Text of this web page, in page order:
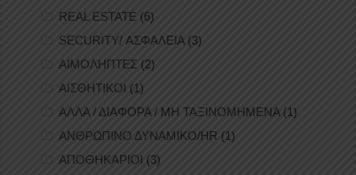
REAL ESTATE (6)
SECURITY/ ΑΣΦΑΛΕΙΑ(3)
ΑΙΜΟΛΗΠΤΕΣ (2)
ΑΙΣΘΗΤΙΚΟΙ (1)
ΑΛΛΑ / ΔΙΑΦΟΡΑ / ΜΗ ΤΑΞΙΝΟΜΗΜΕΝΑ(1)
ΑΝΘΡΩΠΙΝΟ ΔΥΝΑΜΙΚΟ/HR (1)
ΑΠΟΘΗΚΑΡΙΟΙ (3)